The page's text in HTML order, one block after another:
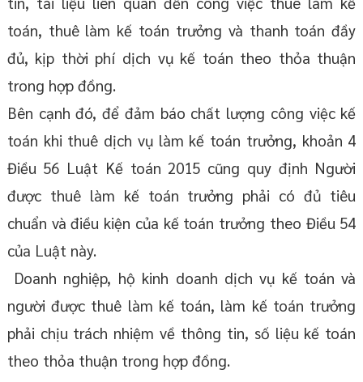
toán, thuê làm kế toán trưởng và thanh toán đầy
đủ, kịp thời phí dịch vụ kế toán theo thỏa thuận
trong hợp đồng.
Bên cạnh đó, để đảm báo chất lượng công việc kế
toán khi thuê dịch vụ làm kế toán trưởng, khoản 4
Điều 56 Luật Kế toán 2015 cũng quy định Người
được thuê làm kế toán trưởng phải có đủ tiêu
chuẩn và điều kiện của kế toán trưởng theo Điều 54
của Luật này.
Doanh nghiệp, hộ kinh doanh dịch vụ kế toán và
người được thuê làm kế toán, làm kế toán trưởng
phải chịu trách nhiệm về thông tin, số liệu kế toán
theo thỏa thuận trong hợp đồng.